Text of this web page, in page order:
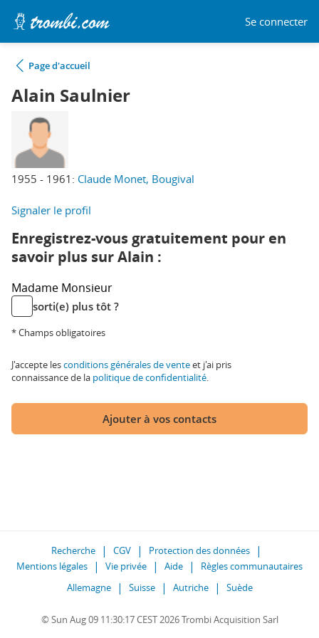
Se connecter
Page d'accueil
Alain Saulnier
1955 - 1961: Claude Monet, Bougival
Signaler le profil
Enregistrez-vous gratuitement pour en
savoir plus sur Alain :
Madame Monsieur
sorti(e) plus tôt ?
* Champs obligatoires
J'accepte lesconditions générales de venteet j'ai pris
connaissance de la politique de confidentialité.
Ajouter à vos contacts
Recherche CGV
Protection des données
Mentions légales
Vie privée Aide
Règles communautaires
Allemagne
Suisse Autriche Suède
© Sun Aug 09 11:30:17 CEST 2026 Trombi Acquisition Sarl